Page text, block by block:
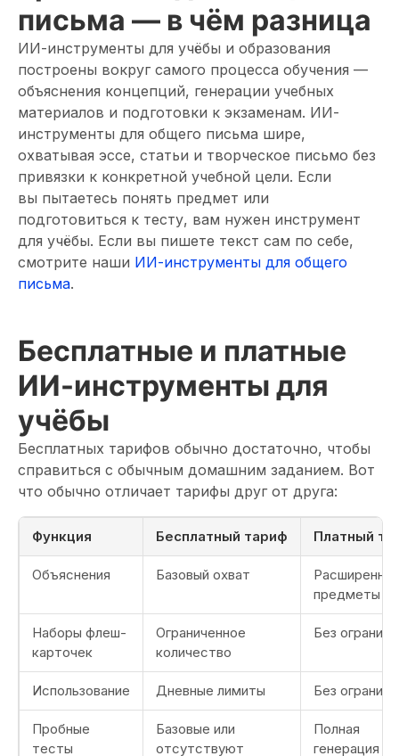
письма — в чём разница
ИИ-инструменты для учёбы и образования
построены вокруг самого процесса обучения —
объяснения концепций, генерации учебных
материалов и подготовки к экзаменам. ИИ-
инструменты для общего письма шире,
охватывая эссе, статьи и творческое письмо без
привязки к конкретной учебной цели. Если
вы пытаетесь понять предмет или
подготовиться к тесту, вам нужен инструмент
для учёбы. Если вы пишете текст сам по себе,
смотрите наши ИИ-инструменты для общего
письма.
Бесплатные и платные
ИИ-инструменты для
учёбы
Бесплатных тарифов обычно достаточно, чтобы
справиться с обычным домашним заданием. Вот
что обычно отличает тарифы друг от друга:
Функция Бесплатный тариф Платный
Объяснения Базовый охват
предметы
Наборы флеш-
карточек
Ограниченное
количество
Без
Использование Дневные лимиты Без
Пробные
тесты
Базовые или
отсутствуют
Полная
генерация